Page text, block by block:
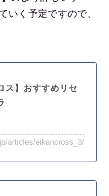
いく予定ですので、
ス】おすすめリセ
articles/eikancross_3/